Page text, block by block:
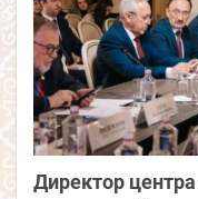
Директор центра